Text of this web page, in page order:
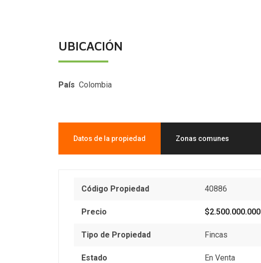
UBICACIÓN
País Colombia
Datos de la propiedad Zonas comunes
Código Propiedad 40886
Precio $2.500.000.000
Tipo de Propiedad Fincas
Estado En Venta